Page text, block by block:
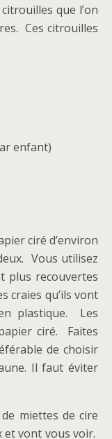
que l’on
Ces citrouilles
enfant)
ciré d’environ
Vous utilisez
plus recouvertes
craies qu’ils vont
plastique. Les
ciré. Faites
de choisir
Il faut éviter
miettes de cire
vont vous voir.